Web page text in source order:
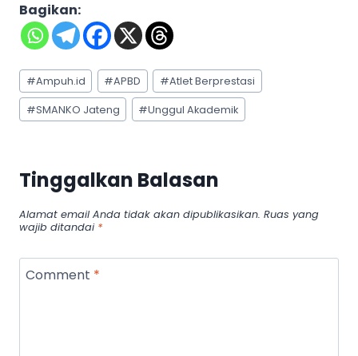
Bagikan:
Post
Tags:
#Ampuh.id #APBD #Atlet Berprestasi
#SMANKO Jateng #Unggul Akademik
Tinggalkan Balasan
Alamat email Anda tidak akan dipublikasikan. Ruas yang
wajib ditandai *
Comment *